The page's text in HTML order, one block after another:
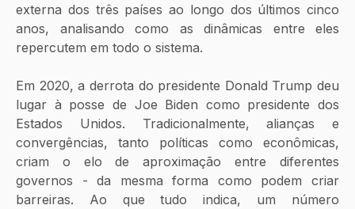
externa dos três países ao longo dos últimos cinco
anos, analisando como as dinâmicas entre eles
repercutem em todo o sistema.
Em 2020, a derrota do presidente Donald Trump deu
lugar à posse de Joe Biden como presidente dos
Estados Unidos. Tradicionalmente, alianças e
convergências, tanto políticas como econômicas,
criam o elo de aproximação entre diferentes
governos - da mesma forma como podem criar
barreiras. Ao que tudo indica, um número